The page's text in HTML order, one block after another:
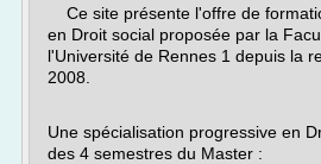
Ce site présente l'offre de
en Droit social proposée par la
l'Université de Rennes 1 depuis la
2008.
Une spécialisation progressive en
des 4 semestres du Master :